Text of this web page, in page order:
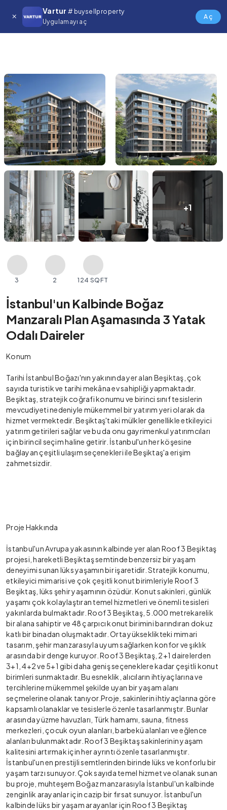
Vartur # buysellproperty
Uygulamayı aç
Aç
+1
3 2 124 SQFT
İstanbul'un Kalbinde Boğaz
Manzaralı Plan Aşamasında 3 Yatak
Odalı Daireler
Konum
Tarihi İstanbul Boğazı'nın yakınında yer alan Beşiktaş, çok
sayıda turistik ve tarihi mekâna ev sahipliği yapmaktadır.
Beşiktaş, stratejik coğrafi konumu ve birinci sınıf tesislerin
mevcudiyeti nedeniyle mükemmel bir yatırım yeri olarak da
hizmet vermektedir. Beşiktaş'taki mülkler genellikle etkileyici
yatırım getirileri sağlar ve bu da onu gayrimenkul yatırımcıları
için birincil seçim haline getirir. İstanbul'un her köşesine
bağlayan çeşitli ulaşım seçenekleri ile Beşiktaş'a erişim
zahmetsizdir.
Proje Hakkında
İstanbul'un Avrupa yakasının kalbinde yer alan Roof 3 Beşiktaş
projesi, hareketli Beşiktaş semtinde benzersiz bir yaşam
deneyimi sunan lüks yaşamın bir işaretidir. Stratejik konumu,
etkileyici mimarisi ve çok çeşitli konut birimleriyle Roof 3
Beşiktaş, lüks şehir yaşamının özüdür. Konut sakinleri, günlük
yaşamı çok kolaylaştıran temel hizmetleri ve önemli tesisleri
yakınlarda bulmaktadır. Roof 3 Beşiktaş, 5.000 metrekarelik
bir alana sahiptir ve 48 çarpıcı konut birimini barındıran dokuz
katlı bir binadan oluşmaktadır. Orta yükseklikteki mimari
tasarım, şehir manzarasıyla uyum sağlarken konfor ve şıklık
arasında bir denge kuruyor. Roof 3 Beşiktaş, 2+1 dairelerden
3+1, 4+2 ve 5+1 gibi daha geniş seçeneklere kadar çeşitli konut
birimleri sunmaktadır. Bu esneklik, alıcıların ihtiyaçlarına ve
tercihlerine mükemmel şekilde uyan bir yaşam alanı
seçmelerine olanak tanıyor.Proje, sakinlerin ihtiyaçlarına göre
kapsamlı olanaklar ve tesislerle özenle tasarlanmıştır. Bunlar
arasında yüzme havuzları, Türk hamamı, sauna, fitness
merkezleri, çocuk oyun alanları, barbekü alanları ve eğlence
alanları bulunmaktadır. Roof 3 Beşiktaş sakinlerinin yaşam
kalitesini artırmak için her ayrıntı özenle tasarlanmıştır.
İstanbul'un en prestijli semtlerinden birinde lüks ve konforlu bir
yaşam tarzı sunuyor. Çok sayıda temel hizmet ve olanak sunan
bu proje, muhteşem Boğaz manzarasıyla İstanbul'un kalbinde
zenginlik arayanlar için cazip bir fırsat sunuyor. İstanbul'un
kalbinde lüks bir yaşam arayanlar için Roof 3 Beşiktaş